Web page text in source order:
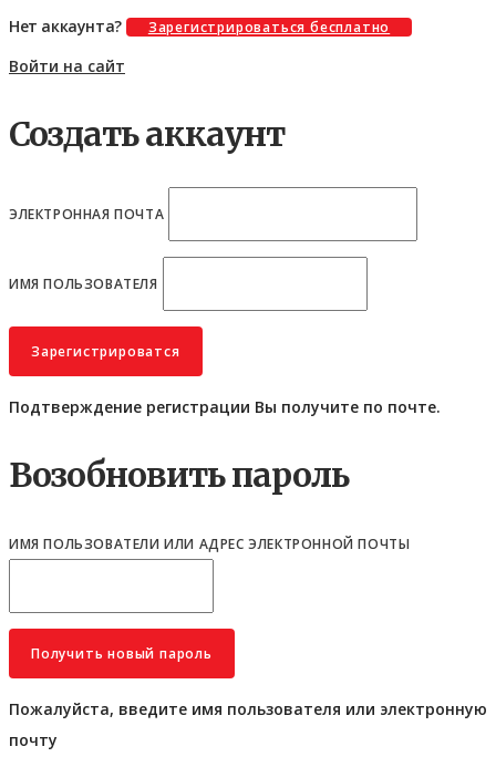
Нет аккаунта? Зарегистрироваться бесплатно
Войти на сайт
Создать аккаунт
ЭЛЕКТРОННАЯ ПОЧТА
ИМЯ ПОЛЬЗОВАТЕЛЯ
Подтверждение регистрации Вы получите по почте.
Возобновить пароль
ИМЯ ПОЛЬЗОВАТЕЛИ ИЛИ АДРЕС ЭЛЕКТРОННОЙ ПОЧТЫ
Пожалуйста, введите имя пользователя или электронную
почту